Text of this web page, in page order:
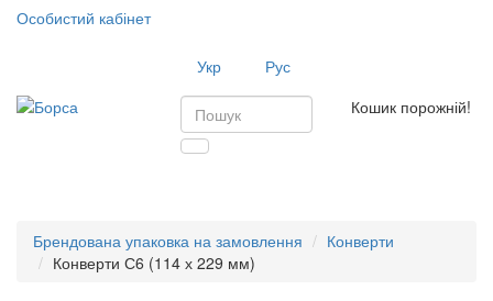
Особистий кабінет
Укр
Рус
Кошик порожній!
Брендована упаковка на замовлення
Конверти
Конверти С6 (114 х 229 мм)